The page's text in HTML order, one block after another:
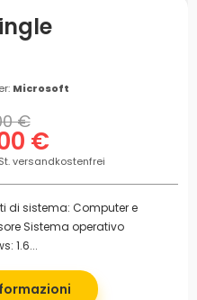
Microsoft
€
€
versandkostenfrei
di sistema: Computer e
Sistema operativo
1.6...